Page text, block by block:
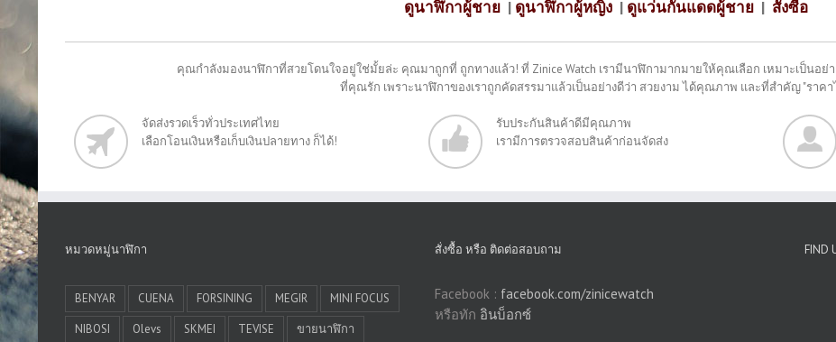
ดูนาฬิกาผู้ชาย | ดูนาฬิกาผู้หญิง | ดูแว่นกันแดดผู้ชาย | สั่งซื้อ
คุณกำลังมองนาฬิกาที่สวยโดนใจอยู่ใช่มั้ยล่ะ คุณมาถูกที่ ถูกทางแล้ว! ที่ Zinice Watch เรามีนาฬิกามากมายให้คุณเลือก เหมาะเป็นอย่
ที่คุณรัก เพราะนาฬิกาของเราถูกคัดสรรมาแล้วเป็นอย่างดีว่า สวยงาม ได้คุณภาพ และที่สำคัญ "ราคา
จัดส่งรวดเร็วทั่วประเทศไทย
เลือกโอนเงินหรือเก็บเงินปลายทาง ก็ได้!
รับประกันสินค้าดีมีคุณภาพ
เรามีการตรวจสอบสินค้าก่อนจัดส่ง
หมวดหมู่นาฬิกา
BENYAR CUENA FORSINING MEGIR
MINI FOCUS
NIBOSI
Olevs SKMEI TEVISE
ขายนาฬิกา
สั่งซื้อ หรือ ติดต่อสอบถาม
Facebook : facebook.com/zinicewatch
หรือทัก อินบ็อกซ์
FIND